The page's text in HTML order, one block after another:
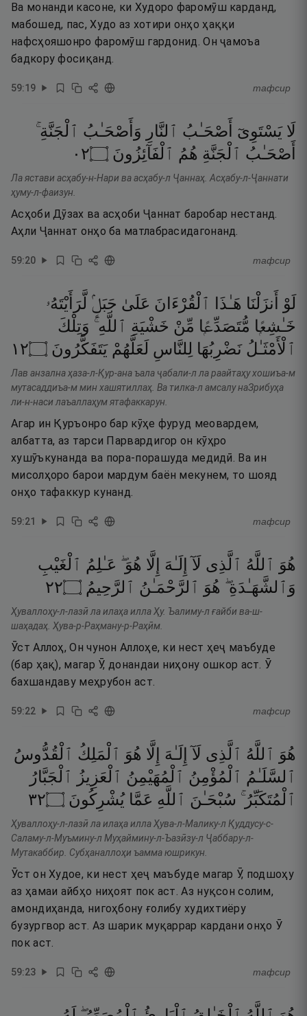
Ва монанди касоне, ки Худоро фаромӯш карданд,
мабошед, пас, Худо аз хотири онҳо ҳаққи
нафсҳояшонро фаромӯш гардонид. Он ҷамоъа
бадкору фосиқанд.
59:19 тафсир
لَا يَسْتَوِىٓ أَصْحَـٰبُ ٱلنَّارِ وَأَصْحَـٰبُ ٱلْجَنَّةِ ۚ
أَصْحَـٰبُ ٱلْجَنَّةِ هُمُ ٱلْفَآئِزُونَ ۝٢٠
Ла ястави асҳабу-н-Нари ва асҳабу-л Ҷаннаҳ. Асҳабу-л-Ҷаннати
ҳуму-л-фаизун.
Асҳоби Дӯзах ва асҳоби Ҷаннат баробар нестанд.
Аҳли Ҷаннат онҳо ба матлабрасидагонанд.
59:20 тафсир
لَوْ أَنزَلْنَا هَـٰذَا ٱلْقُرْءَانَ عَلَىٰ جَبَلٍۢ لَّرَأَيْتَهُۥ
خَـٰشِعًۭا مُّتَصَدِّعًۭا مِّنْ خَشْيَةِ ٱللَّهِ ۚ وَتِلْكَ
ٱلْأَمْثَـٰلُ نَضْرِبُهَا لِلنَّاسِ لَعَلَّهُمْ يَتَفَكَّرُونَ ۝٢١
Лав анзална ҳаза-л-Қур-ана ъала ҷабали-л ла раайтаҳу хошиъа-м
мутасаддиъа-м мин хашятиллаҳ. Ва тилка-л амсалу наЗрибуҳа
ли-н-наси лаъаллаҳум ятафаккарун.
Агар ин Қуръонро бар кӯҳе фуруд меовардем,
албатта, аз тарси Парвардигор он кӯҳро
хушӯъкунанда ва пора-порашуда медидӣ. Ва ин
мисолҳоро барои мардум баён мекунем, то шояд
онҳо тафаккур кунанд.
59:21 тафсир
هُوَ ٱللَّهُ ٱلَّذِى لَآ إِلَـٰهَ إِلَّا هُوَ ۖ عَـٰلِمُ ٱلْغَيْبِ
وَٱلشَّهَـٰدَةِ ۖ هُوَ ٱلرَّحْمَـٰنُ ٱلرَّحِيمُ ۝٢٢
Ҳуваллоҳу-л-лазӣ ла илаҳа илла Ҳу. Ъалиму-л ғайби ва-ш-
шаҳадаҳ. Ҳува-р-Раҳману-р-Раҳӣм.
Ӯст Аллоҳ, Он чунон Аллоҳе, ки нест ҳеҷ маъбуде
(бар ҳақ), магар Ӯ, донандаи ниҳону ошкор аст. Ӯ
бахшандаву меҳрубон аст.
59:22 тафсир
هُوَ ٱللَّهُ ٱلَّذِى لَآ إِلَـٰهَ إِلَّا هُوَ ٱلْمَلِكُ ٱلْقُدُّوسُ
ٱلسَّلَـٰمُ ٱلْمُؤْمِنُ ٱلْمُهَيْمِنُ ٱلْعَزِيزُ ٱلْجَبَّارُ
ٱلْمُتَكَبِّرُ ۚ سُبْحَـٰنَ ٱللَّهِ عَمَّا يُشْرِكُونَ ۝٢٣
Ҳуваллоҳу-л-лазӣ ла илаҳа илла Ҳува-л-Малику-л Қуддусу-с-
Саламу-л-Муъмину-л Муҳаймину-л-Ъазӣзу-л Ҷаббару-л-
Мутакаббир. Субҳаналлоҳи ъамма юшрикун.
Ӯст он Худое, ки нест ҳеҷ маъбуде магар Ӯ, подшоҳу
аз ҳамаи айбҳо ниҳоят пок аст. Аз нуқсон солим,
амондиҳанда, нигоҳбону ғолибу худихтиёру
бузургвор аст. Аз шарик муқаррар кардани онҳо Ӯ
пок аст.
59:23 тафсир